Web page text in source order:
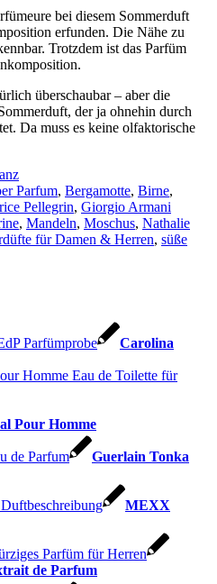
bei diesem Sommerduft
erfunden. Die Nähe zu
Trotzdem ist das Parfüm
überschaubar – aber die
der ja ohnehin durch
Da muss es keine olfaktorische
Parfum, Bergamotte, Birne,
Pellegrin, Giorgio Armani
, Mandeln, Moschus, Nathalie
für Damen & Herren, süße
Carolina
Pour Homme
Guerlain Tonka
MEXX
de Parfum